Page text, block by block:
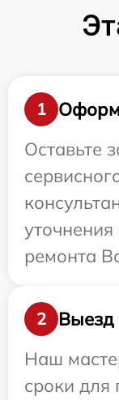
1
Оставьте
ремонта
2
Выезд
Наш
сроки для